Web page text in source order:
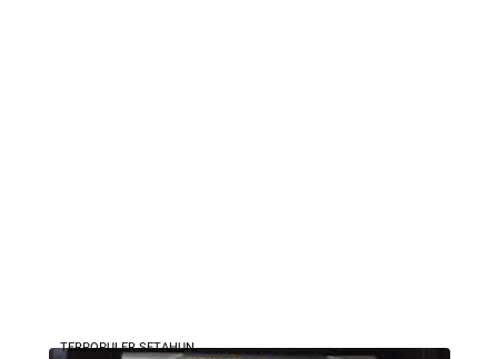
TERPOPULER SETAHUN